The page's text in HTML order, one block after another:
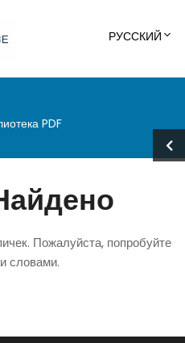
РУССКИЙ
PDF
Пожалуйста, попробуйте
словами.